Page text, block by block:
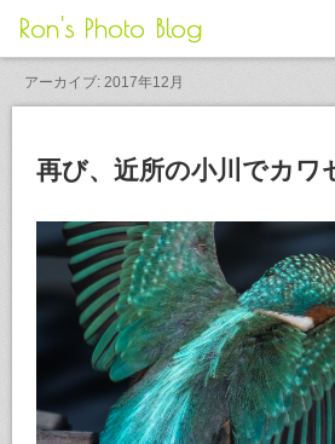
Ron's Photo Blog
アーカイブ: 2017年12月
再び、近所の小川でカワ